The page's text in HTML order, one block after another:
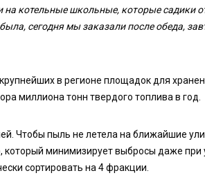
котельные школьные, которые садики
сегодня мы заказали после обеда,
в регионе площадок для
миллиона тонн твердого топлива в год.
Чтобы пыль не летела на ближайшие
который минимизирует выбросы даже
сортировать на 4 фракции.